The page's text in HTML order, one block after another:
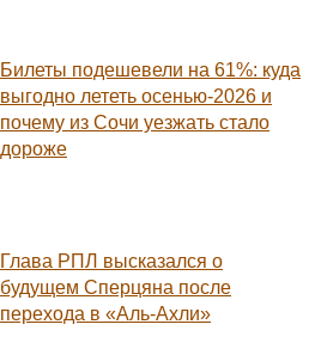
Билеты подешевели на 61%: куда
выгодно лететь осенью-2026 и
почему из Сочи уезжать стало
дороже
Глава РПЛ высказался о
будущем Сперцяна после
перехода в «Аль-Ахли»